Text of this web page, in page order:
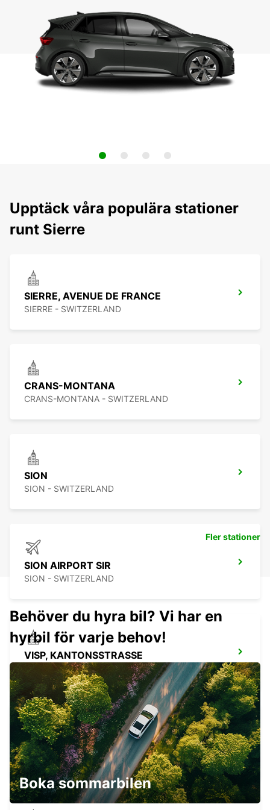
Upptäck våra populära stationer
runt Sierre
SIERRE, AVENUE DE FRANCE
SIERRE - SWITZERLAND
CRANS-MONTANA
CRANS-MONTANA - SWITZERLAND
SION
SION - SWITZERLAND
SION AIRPORT SIR
SION - SWITZERLAND
VISP, KANTONSSTRASSE
VISP - SWITZERLAND
VERBIER, CRETA-CO
VERBIER - SWITZERLAND
Fler stationer
Behöver du hyra bil? Vi har en
hyrbil för varje behov!
Boka sommarbilen